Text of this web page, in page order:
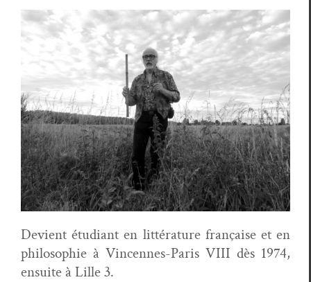
Devient étu­di­ant en lit­téra­ture française et en
philoso­phie à Vin­cennes-Paris VIII dès 1974,
ensuite à Lille 3.